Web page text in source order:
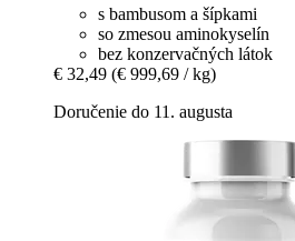
s bambusom a šípkami
so zmesou aminokyselín
bez konzervačných látok
€ 32,49 (€ 999,69 / kg)
Doručenie do 11. augusta